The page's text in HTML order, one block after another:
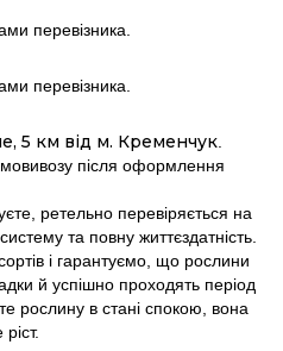
перевізника.
перевізника.
5 км від м. Кременчук
після оформлення
ретельно перевіряється на
та повну життєздатність.
і гарантуємо, що рослини
й успішно проходять період
рослину в стані спокою, вона